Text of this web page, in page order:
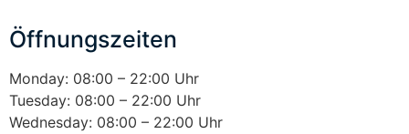
Öffnungszeiten
Monday: 08:00 – 22:00 Uhr
Tuesday: 08:00 – 22:00 Uhr
Wednesday: 08:00 – 22:00 Uhr